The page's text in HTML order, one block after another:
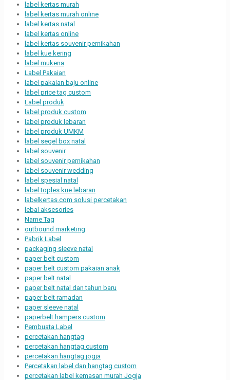
label kertas murah
label kertas murah online
label kertas natal
label kertas online
label kertas souvenir pernikahan
label kue kering
label mukena
Label Pakaian
label pakaian baju online
label price tag custom
Label produk
label produk custom
label produk lebaran
label produk UMKM
label segel box natal
label souvenir
label souvenir pernikahan
label souvenir wedding
label spesial natal
label toples kue lebaran
labelkertas.com solusi percetakan
lebal aksesories
Name Tag
outbound marketing
Pabrik Label
packaging sleeve natal
paper belt custom
paper belt custom pakaian anak
paper belt natal
paper belt natal dan tahun baru
paper belt ramadan
paper sleeve natal
paperbelt hampers custom
Pembuata Label
percetakan hangtag
percetakan hangtag custom
percetakan hangtag jogja
Percetakan label dan hangtag custom
percetakan label kemasan murah Jogja